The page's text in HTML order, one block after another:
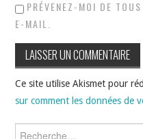
PRÉVENEZ-MOI DE
E-MAIL.
Ce site utilise Akismet pour
sur comment les données de